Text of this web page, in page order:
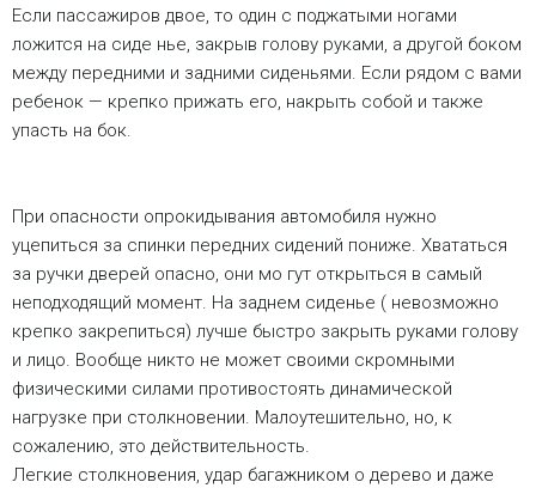
Если пассажиров двое, то один с поджатыми ногами
ложится на сиде нье, закрыв голову руками, а другой боком
между передними и задними сиденьями. Если рядом с вами
ребенок — крепко прижать его, накрыть собой и также
упасть на бок.
При опасности опрокидывания автомобиля нужно
уцепиться за спинки передних сидений пониже. Хвататься
за ручки дверей опасно, они мо гут открыться в самый
неподходящий момент. На заднем сиденье ( невозможно
крепко закрепиться) лучше быстро закрыть руками голову
и лицо. Вообще никто не может своими скромными
физическими силами противостоять динамической
нагрузке при столкновении. Малоутешительно, но, к
сожалению, это действительность.
Легкие столкновения, удар багажником о дерево и даже